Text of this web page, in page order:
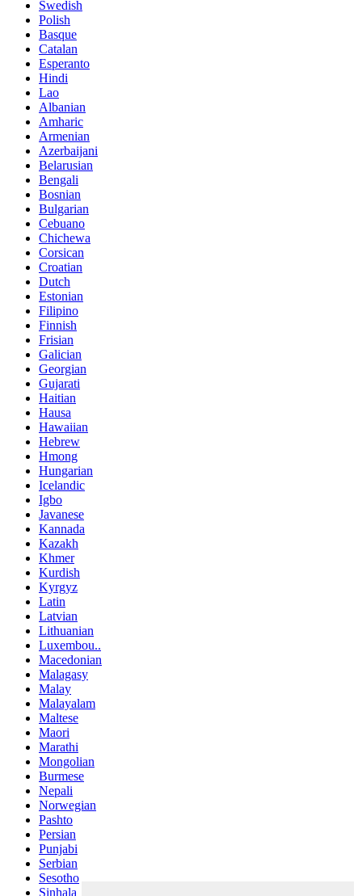
Swedish
Polish
Basque
Catalan
Esperanto
Hindi
Lao
Albanian
Amharic
Armenian
Azerbaijani
Belarusian
Bengali
Bosnian
Bulgarian
Cebuano
Chichewa
Corsican
Croatian
Dutch
Estonian
Filipino
Finnish
Frisian
Galician
Georgian
Gujarati
Haitian
Hausa
Hawaiian
Hebrew
Hmong
Hungarian
Icelandic
Igbo
Javanese
Kannada
Kazakh
Khmer
Kurdish
Kyrgyz
Latin
Latvian
Lithuanian
Luxembou..
Macedonian
Malagasy
Malay
Malayalam
Maltese
Maori
Marathi
Mongolian
Burmese
Nepali
Norwegian
Pashto
Persian
Punjabi
Serbian
Sesotho
Sinhala